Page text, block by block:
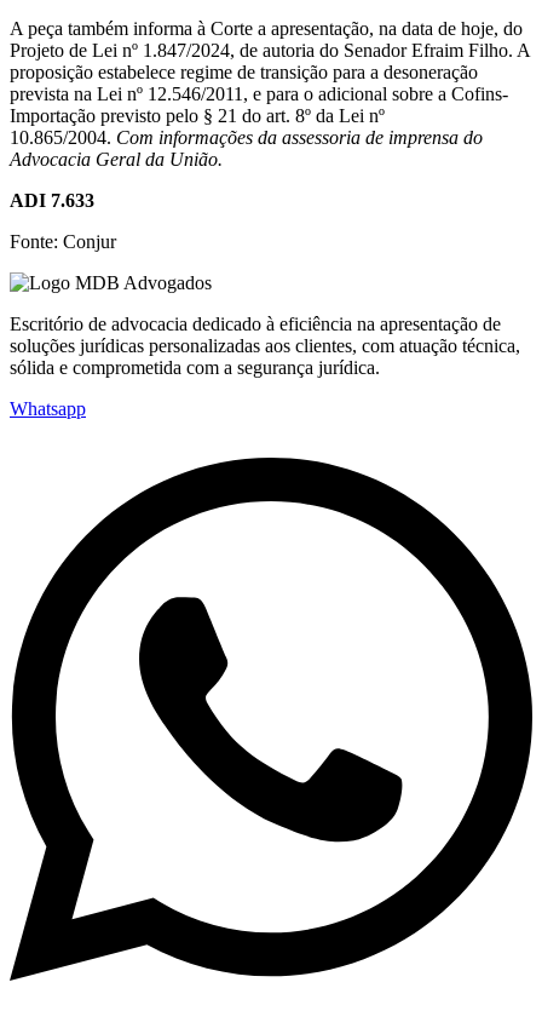
A peça também informa à Corte a apresentação, na data de hoje, do
Projeto de Lei nº 1.847/2024, de autoria do Senador Efraim Filho. A
proposição estabelece regime de transição para a desoneração
prevista na Lei nº 12.546/2011, e para o adicional sobre a Cofins-
Importação previsto pelo § 21 do art. 8º da Lei nº
10.865/2004. Com informações da assessoria de imprensa do
Advocacia Geral da União.
ADI 7.633
Fonte: Conjur
Escritório de advocacia dedicado à eficiência na apresentação de
soluções jurídicas personalizadas aos clientes, com atuação técnica,
sólida e comprometida com a segurança jurídica.
Whatsapp